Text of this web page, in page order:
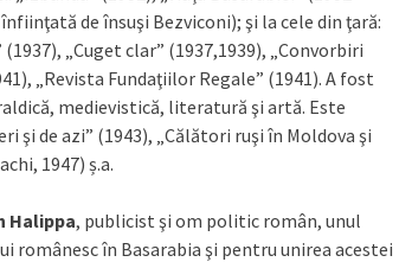
de însuşi Bezviconi); şi la cele din ţară:
„Cuget clar” (1937,1939), „Convorbiri
„Revista Fundaţiilor Regale” (1941). A fost
medievistică, literatură şi artă. Este
şi de azi” (1943), „Călători ruşi în Moldova şi
1947) ș.a.
Halippa, publicist şi om politic român, unul
în Basarabia şi pentru unirea acestei